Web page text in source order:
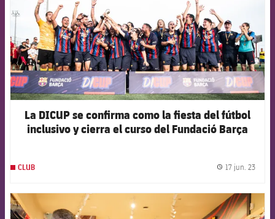
La DICUP se confirma como la fiesta del fútbol
inclusivo y cierra el curso del Fundació Barça
CLUB 17 jun. 23
FCB Barcelona badge